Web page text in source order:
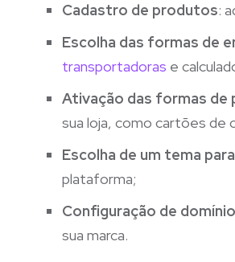
Cadastro de produtos:
Escolha das formas de
transportadoras e
Ativação das formas de
sua loja, como cartões de
Escolha de um tema
plataforma;
Configuração de domínio
sua marca.